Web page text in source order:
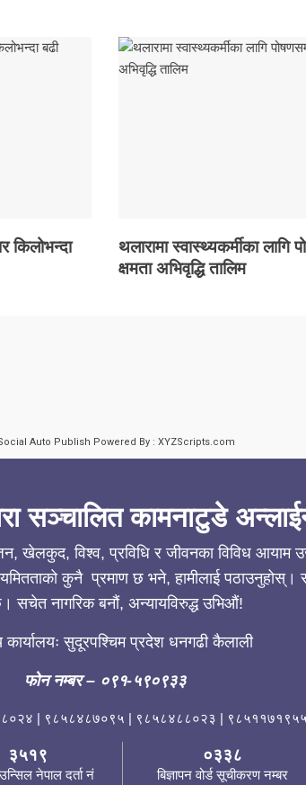
किलोभन्दा
थलारामा स्वास्थ्यकर्मीका लागि
क्षमता अभिवृद्धि तालिम
Auto Publish Powered By : XYZScripts.com
सञ्चालित कामनाटुडे
खेलकुद, विश्व, प्रविधि र जीवनका विविध आयाम
कुनै प्रमाण छ भने, हामीलाई पठाउनुहोस्।
सचेत नागरिक बनौं, अन्यायविरुद्ध उभिऔं!
कार्यालयः सुदूरपश्चिम प्रदेश धनगढी कैलाली
फोन नम्बर– ०९१-५९०९३३
| ९८५८४८७०९५ | ९८५८४८८०२३ |
३५१९
नेपाल दर्ता नं
०३३८
बिज्ञापन वोर्ड सूचीकरण नम्बर